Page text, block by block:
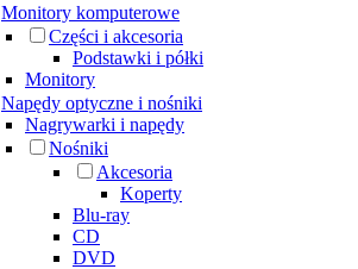
Monitory komputerowe
Części i akcesoria
Podstawki i półki
Monitory
Napędy optyczne i nośniki
Nagrywarki i napędy
Nośniki
Akcesoria
Koperty
Blu-ray
CD
DVD